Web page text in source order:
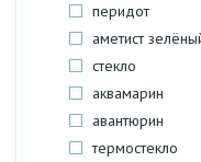
перидот
аметист
стекло
аквамарин
авантюрин
термостекло